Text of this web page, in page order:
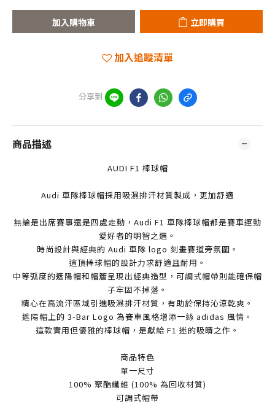
加入購物車 立即購買
加入追蹤清單
分享到
商品描述
AUDI F1 棒球帽
Audi 車隊棒球帽採用吸濕排汗材質製成，更加舒適
無論是出席賽事還是四處走動，Audi F1 車隊棒球帽都是賽車運動
愛好者的明智之選。
時尚設計與經典的 Audi 車隊 logo 刻畫賽道旁氛圍。
這頂棒球帽的設計力求舒適且耐用。
中等弧度的遮陽帽和帽簷呈現出經典造型，可調式帽帶則能確保帽
子牢固不掉落。
精心在高流汗區域引進吸濕排汗材質，有助於保持沁涼乾爽。
遮陽帽上的 3-Bar Logo 為賽車風格增添一絲 adidas 風情。
這款實用但優雅的棒球帽，是獻給 F1 迷的吸睛之作。
商品特色
單一尺寸
100% 聚酯纖維 (100% 為回收材質)
可調式帽帶